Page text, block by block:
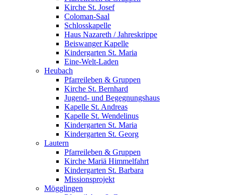
Kirche St. Josef
Coloman-Saal
Schlosskapelle
Haus Nazareth / Jahreskrippe
Beiswanger Kapelle
Kindergarten St. Maria
Eine-Welt-Laden
Heubach
Pfarreileben & Gruppen
Kirche St. Bernhard
Jugend- und Begegnungshaus
Kapelle St. Andreas
Kapelle St. Wendelinus
Kindergarten St. Maria
Kindergarten St. Georg
Lautern
Pfarreileben & Gruppen
Kirche Mariä Himmelfahrt
Kindergarten St. Barbara
Missionsprojekt
Mögglingen